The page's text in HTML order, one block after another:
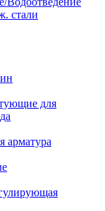
стали
для
арматура